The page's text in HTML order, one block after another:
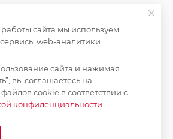
сайта мы используем
web-аналитики.
сайта и нажимая
вы соглашаетесь на
cookie в соответствии с
конфиденциальности.